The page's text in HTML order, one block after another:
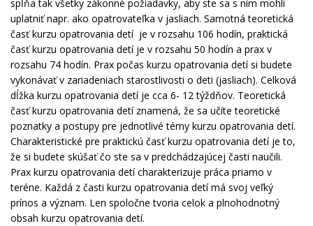
spĺňa tak všetky zákonné požiadavky, aby ste sa s ním mohli
uplatniť napr. ako opatrovateľka v jasliach. Samotná teoretická
časť kurzu opatrovania detí je v rozsahu 106 hodín, praktická
časť kurzu opatrovania detí je v rozsahu 50 hodín a prax v
rozsahu 74 hodín. Prax počas kurzu opatrovania detí si budete
vykonávať v zariadeniach starostlivosti o deti (jasliach). Celková
dĺžka kurzu opatrovania detí je cca 6- 12 týždňov. Teoretická
časť kurzu opatrovania detí znamená, že sa učíte teoretické
poznatky a postupy pre jednotlivé témy kurzu opatrovania detí.
Charakteristické pre praktickú časť kurzu opatrovania detí je to,
že si budete skúšať čo ste sa v predchádzajúcej časti naučili.
Prax kurzu opatrovania detí charakterizuje práca priamo v
teréne. Každá z časti kurzu opatrovania detí má svoj veľký
prínos a význam. Len spoločne tvoria celok a plnohodnotný
obsah kurzu opatrovania detí.